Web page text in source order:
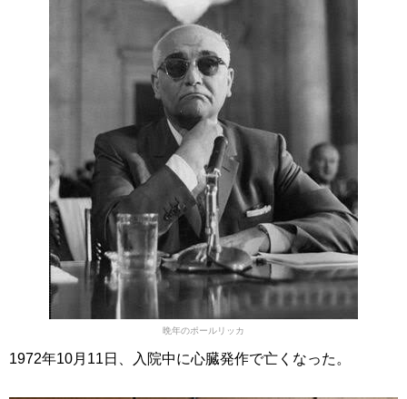
晩年のポールリッカ
1972年10月11日、入院中に心臓発作で亡くなった。